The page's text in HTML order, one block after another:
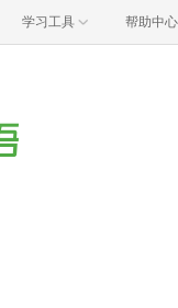
学习工具 帮助中心